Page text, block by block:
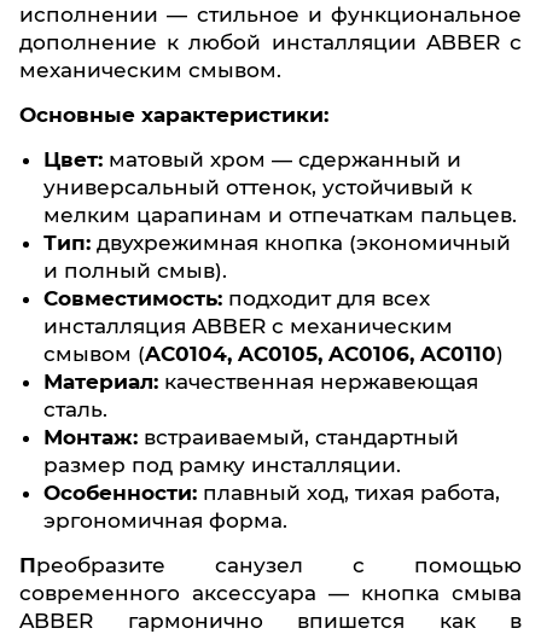
исполнении — стильное и функциональное
дополнение к любой инсталляции ABBER с
механическим смывом.
Основные характеристики:
Цвет: матовый хром — сдержанный и
универсальный оттенок, устойчивый к
мелким царапинам и отпечаткам пальцев.
Тип: двухрежимная кнопка (экономичный
и полный смыв).
Совместимость: подходит для всех
инсталляция ABBER с механическим
смывом (AC0104, AC0105, AC0106, AC0110)
Материал: качественная нержавеющая
сталь.
Монтаж: встраиваемый, стандартный
размер под рамку инсталляции.
Особенности: плавный ход, тихая работа,
эргономичная форма.
Преобразите санузел с помощью
современного аксессуара — кнопка смыва
ABBER гармонично впишется как в